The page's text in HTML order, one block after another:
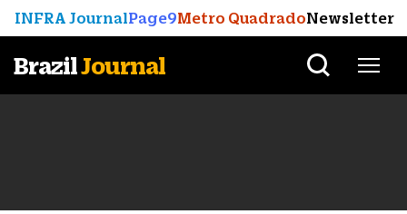
INFRA JournalPage9Metro QuadradoNewsletter
BrazilJournal